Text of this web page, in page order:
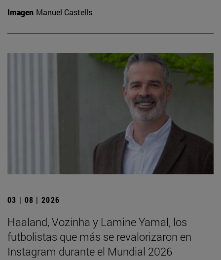
Imagen Manuel Castells
03 | 08 | 2026
Haaland, Vozinha y Lamine Yamal, los
futbolistas que más se revalorizaron en
Instagram durante el Mundial 2026